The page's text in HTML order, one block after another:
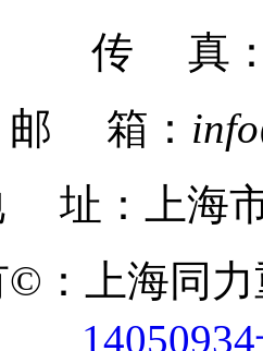
传 真
邮 箱：
址：上海市
©：上海同